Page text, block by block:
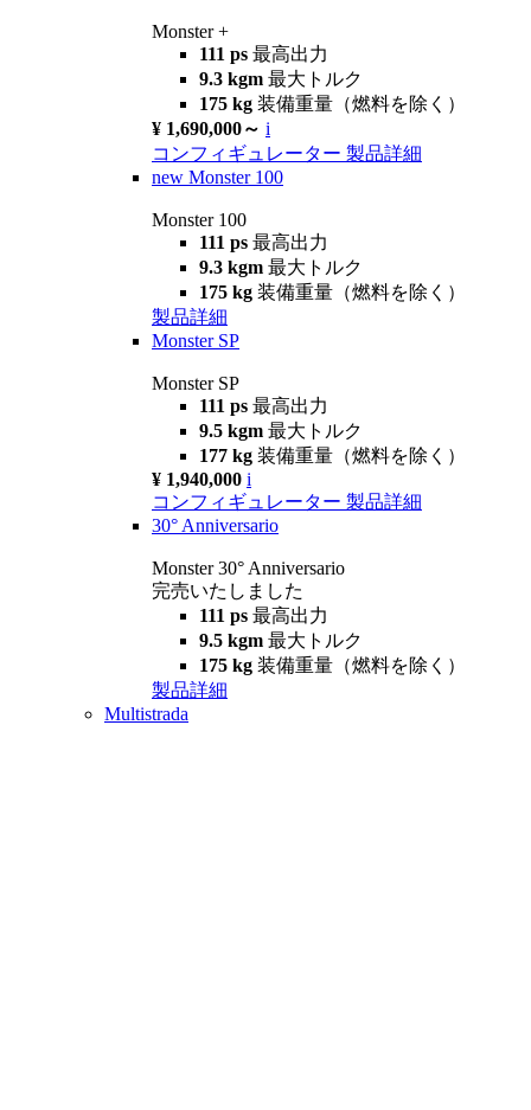
Monster +
111 ps 最高出力
9.3 kgm 最大トルク
175 kg 装備重量（燃料を除く）
¥ 1,690,000～ i
コンフィギュレーター 製品詳細
new Monster 100
Monster 100
111 ps 最高出力
9.3 kgm 最大トルク
175 kg 装備重量（燃料を除く）
製品詳細
Monster SP
Monster SP
111 ps 最高出力
9.5 kgm 最大トルク
177 kg 装備重量（燃料を除く）
¥ 1,940,000 i
コンフィギュレーター 製品詳細
30° Anniversario
Monster 30° Anniversario
完売いたしました
111 ps 最高出力
9.5 kgm 最大トルク
175 kg 装備重量（燃料を除く）
製品詳細
Multistrada